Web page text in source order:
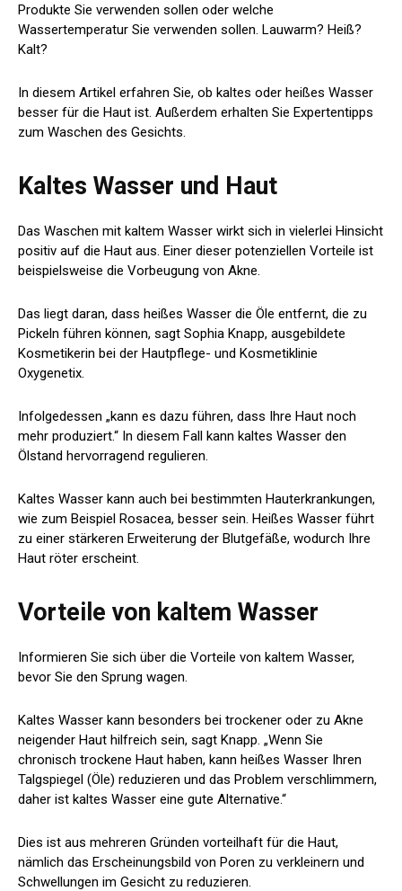
Produkte Sie verwenden sollen oder welche
Wassertemperatur Sie verwenden sollen. Lauwarm? Heiß?
Kalt?
In diesem Artikel erfahren Sie, ob kaltes oder heißes Wasser
besser für die Haut ist. Außerdem erhalten Sie Expertentipps
zum Waschen des Gesichts.
Kaltes Wasser und Haut
Das Waschen mit kaltem Wasser wirkt sich in vielerlei Hinsicht
positiv auf die Haut aus. Einer dieser potenziellen Vorteile ist
beispielsweise die Vorbeugung von Akne.
Das liegt daran, dass heißes Wasser die Öle entfernt, die zu
Pickeln führen können, sagt Sophia Knapp, ausgebildete
Kosmetikerin bei der Hautpflege- und Kosmetiklinie
Oxygenetix.
Infolgedessen „kann es dazu führen, dass Ihre Haut noch
mehr produziert.“ In diesem Fall kann kaltes Wasser den
Ölstand hervorragend regulieren.
Kaltes Wasser kann auch bei bestimmten Hauterkrankungen,
wie zum Beispiel Rosacea, besser sein. Heißes Wasser führt
zu einer stärkeren Erweiterung der Blutgefäße, wodurch Ihre
Haut röter erscheint.
Vorteile von kaltem Wasser
Informieren Sie sich über die Vorteile von kaltem Wasser,
bevor Sie den Sprung wagen.
Kaltes Wasser kann besonders bei trockener oder zu Akne
neigender Haut hilfreich sein, sagt Knapp. „Wenn Sie
chronisch trockene Haut haben, kann heißes Wasser Ihren
Talgspiegel (Öle) reduzieren und das Problem verschlimmern,
daher ist kaltes Wasser eine gute Alternative.“
Dies ist aus mehreren Gründen vorteilhaft für die Haut,
nämlich das Erscheinungsbild von Poren zu verkleinern und
Schwellungen im Gesicht zu reduzieren.